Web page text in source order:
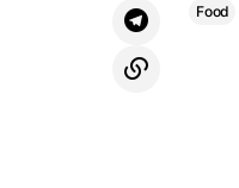
Food